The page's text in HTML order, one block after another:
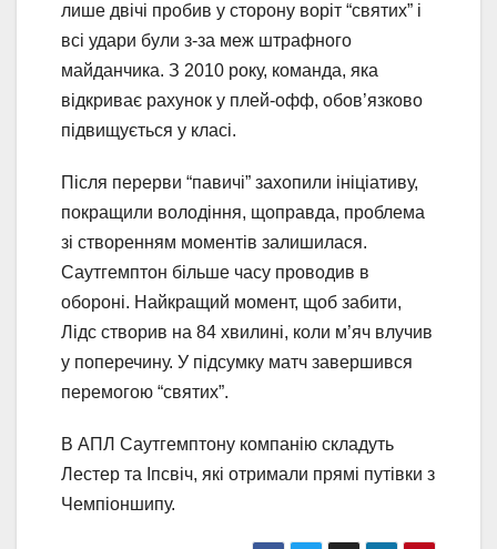
лише двічі пробив у сторону воріт “святих” і
всі удари були з-за меж штрафного
майданчика. З 2010 року, команда, яка
відкриває рахунок у плей-офф, обов’язково
підвищується у класі.
Після перерви “павичі” захопили ініціативу,
покращили володіння, щоправда, проблема
зі створенням моментів залишилася.
Саутгемптон більше часу проводив в
обороні. Найкращий момент, щоб забити,
Лідс створив на 84 хвилині, коли м’яч влучив
у поперечину. У підсумку матч завершився
перемогою “святих”.
В АПЛ Саутгемптону компанію складуть
Лестер та Іпсвіч, які отримали прямі путівки з
Чемпіоншипу.